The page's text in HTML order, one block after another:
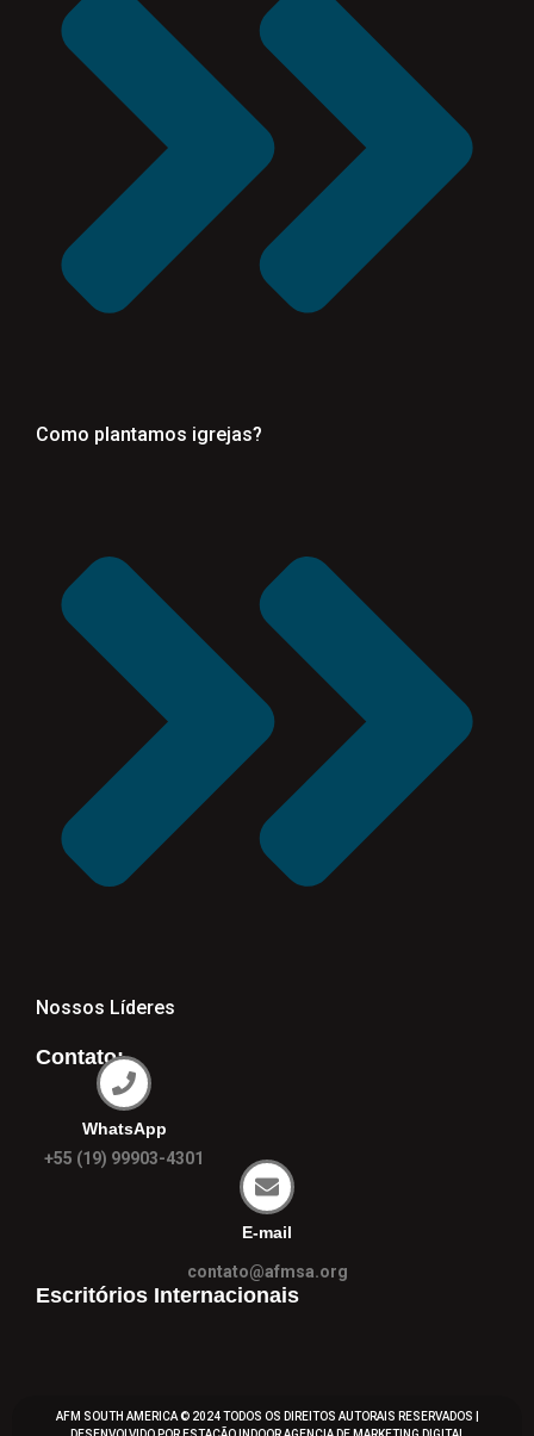
Como plantamos igrejas?
Nossos Líderes
Contato:
WhatsApp
+55 (19) 99903-4301
E-mail
contato@afmsa.org
Escritórios Internacionais
AFM SOUTH AMERICA © 2024 TODOS OS DIREITOS AUTORAIS RESERVADOS |